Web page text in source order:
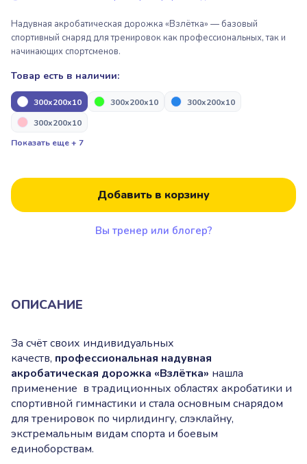
награждения
Надувные арки “Старт/Финиш”
Надувная продукция для дронов
Альпинизм и скалолазание
Пакрафтинг
Парашютный спорт
Парашютный спорт
Пьедесталы, подиумы для
награждения
Надувные арки “Старт/Финиш”
Надувная продукция для дронов
Надувная акробатическая дорожка «Взлётка» — базовый
спортивный снаряд для тренировок как профессиональных, так и
начинающих спортсменов.
Товар есть в наличии:
300x200x10
300x200x10
300x200x10
300x200x10
Показать еще + 7
Добавить в корзину
Вы тренер или блогер?
ОПИСАНИЕ
За счёт своих индивидуальных
качеств, профессиональная надувная
акробатическая дорожка «Взлётка» нашла
применение в традиционных областях акробатики и
спортивной гимнастики и стала основным снарядом
для тренировок по чирлидингу, слэклайну,
экстремальным видам спорта и боевым
единоборствам.